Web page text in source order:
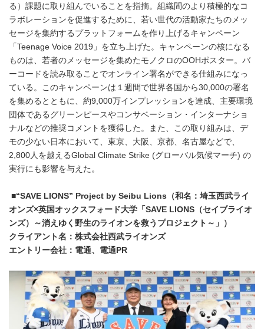
る）課題に取り組んでいることを指摘。組織間のより積極的なコ
ラボレーションを促進するために、若い世代の活動家たちのメッ
セージを集約するプラットフォームを作り上げるキャンペーン
「Teenage Voice 2019」を立ち上げた。キャンペーンの核になる
ものは、若者のメッセージを集めたモノクロのOOHポスター。バ
ーコードを読み取ることでオンライン署名ができる仕組みになっ
ている。このキャンペーンは１週間で世界各国から30,000の署名
を集めるとともに、約9,000万インプレッションを達成、主要環境
団体であるグリーンピースやコンサベーション・インターナショ
ナルなどの推奨コメントを獲得した。また、この取り組みは、デ
モの少ない日本において、東京、大阪、京都、名古屋などで、
2,800人を越えるGlobal Climate Strike (グローバル気候マーチ) の
実行にも影響を与えた。
■“SAVE LIONS” Project by Seibu Lions（和名：埼玉西武ライ
オンズ×英国オックスフォード大学「SAVE LIONS（セイブライオ
ンズ）～消えゆく野生のライオンを救うプロジェクト～」）
クライアント名：株式会社西武ライオンズ
エントリー会社：電通、電通PR